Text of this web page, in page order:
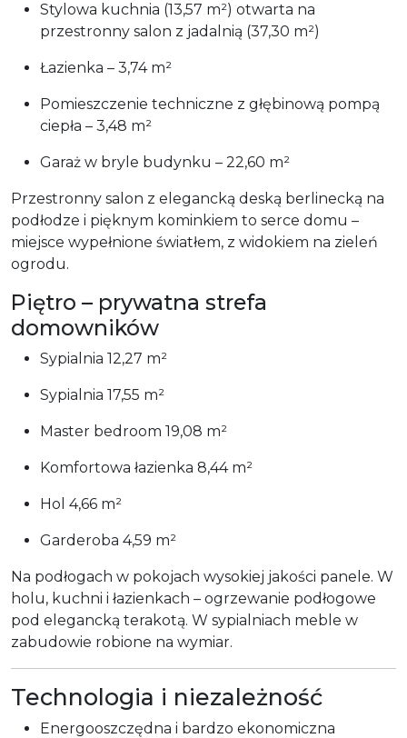
Stylowa kuchnia (13,57 m²) otwarta na
przestronny salon z jadalnią (37,30 m²)
Łazienka – 3,74 m²
Pomieszczenie techniczne z głębinową pompą
ciepła – 3,48 m²
Garaż w bryle budynku – 22,60 m²
Przestronny salon z elegancką deską berlinecką na
podłodze i pięknym kominkiem to serce domu –
miejsce wypełnione światłem, z widokiem na zieleń
ogrodu.
Piętro – prywatna strefa
domowników
Sypialnia 12,27 m²
Sypialnia 17,55 m²
Master bedroom 19,08 m²
Komfortowa łazienka 8,44 m²
Hol 4,66 m²
Garderoba 4,59 m²
Na podłogach w pokojach wysokiej jakości panele. W
holu, kuchni i łazienkach – ogrzewanie podłogowe
pod elegancką terakotą. W sypialniach meble w
zabudowie robione na wymiar.
Technologia i niezależność
Energooszczędna i bardzo ekonomiczna